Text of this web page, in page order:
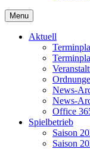
Menu
Aktuell
News-
News-
Office
Spielbetrieb
Saison
Saison